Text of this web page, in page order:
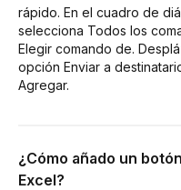
rápido. En el cuadro de
selecciona Todos los
Elegir comando de.
opción Enviar a
Agregar.
¿Cómo añado un
Excel?